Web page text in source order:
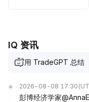
IQ 资讯
用 TradeGPT 总结
2026-08-08 17:30
彭博经济学家